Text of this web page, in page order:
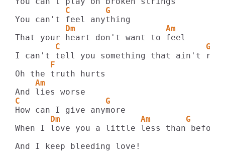
          C       G
          Dm                  Am
        C                             G
       F
    Am
C                 G
       Dm                Am       G
When I love you a little less than before
And I keep bleeding love!